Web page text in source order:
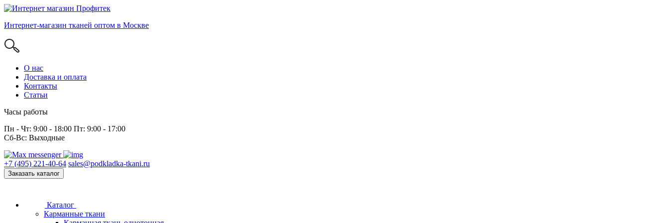
Интернет-магазин тканей оптом в Москве
О нас
Доставка и оплата
Контакты
Статьи
Часы работы
Пн - Чт: 9:00 - 18:00 Пт: 9:00 - 17:00
Сб-Вс: Выходные
+7 (495) 221-40-64 sales@podkladka-tkani.ru
Заказать каталог
Каталог
Карманные ткани